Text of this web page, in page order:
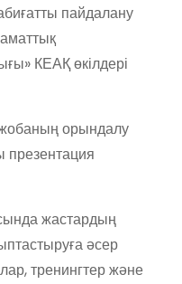
пайдалану
КЕАҚ өкілдері
орындалу
презентация
жастардың
әсер
тренингтер және